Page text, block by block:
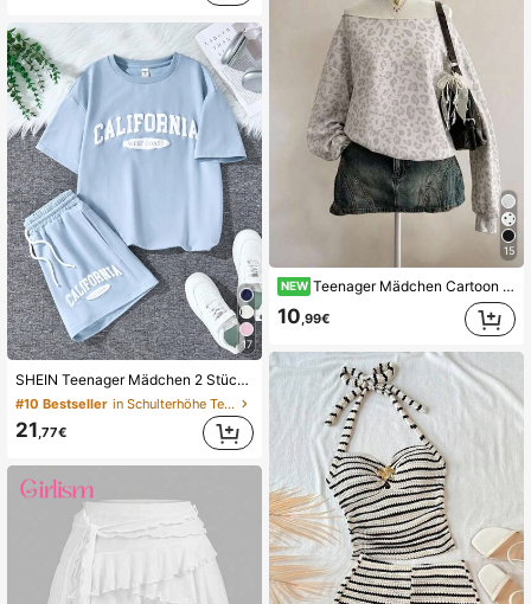
17
SHEIN Teenager Mädchen 2 Stücke Set mit grau gestricktem, lässig sitzenden T-Shirt mit amerikanischen englischen Slogans und bedruckten Shorts, geeignet für Sommer, Straßensport
#10 Bestseller in Schulterhöhe Teen Girls T-Shirt Co-ords
21 ,77€
15
NEW Teenager Mädchen Cartoon Muster Off-Shoulder locker lässig Langarm Sweatshirt
10,99€